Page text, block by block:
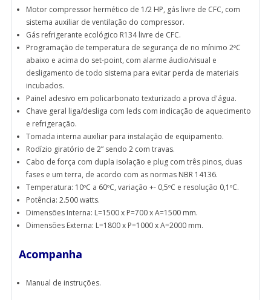
Motor compressor hermético de 1/2 HP, gás livre de CFC, com
sistema auxiliar de ventilação do compressor.
Gás refrigerante ecológico R134 livre de CFC.
Programação de temperatura de segurança de no mínimo 2ºC
abaixo e acima do set-point, com alarme áudio/visual e
desligamento de todo sistema para evitar perda de materiais
incubados.
Painel adesivo em policarbonato texturizado a prova d'água.
Chave geral liga/desliga com leds com indicação de aquecimento
e refrigeração.
Tomada interna auxiliar para instalação de equipamento.
Rodízio giratório de 2” sendo 2 com travas.
Cabo de força com dupla isolação e plug com três pinos, duas
fases e um terra, de acordo com as normas NBR 14136.
Temperatura: 10ºC a 60ºC, variação +- 0,5ºC e resolução 0,1ºC.
Potência: 2.500 watts.
Dimensões Interna: L=1500 x P=700 x A=1500 mm.
Dimensões Externa: L=1800 x P=1000 x A=2000 mm.
Acompanha
Manual de instruções.